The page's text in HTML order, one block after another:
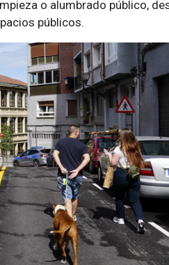
o alumbrado público,
públicos.